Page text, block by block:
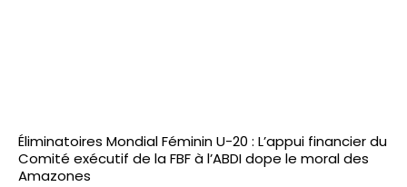
Éliminatoires Mondial Féminin U-20 : L’appui financier du
Comité exécutif de la FBF à l’ABDI dope le moral des
Amazones